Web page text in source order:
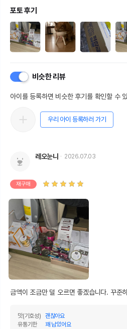
포토 후기
비슷한 리뷰
아이를 등록하면 비슷한 후기를 확인할 수
우리 아이 등록하러 가기
레오눈나 2026.07.03
재구매
금액이 조금만 덜 오르면 좋겠습니다. 꾸준
맛(기호성)
괜찮아요
유통기한
꽤 남았어요